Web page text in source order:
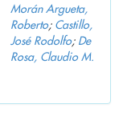
Morán Argueta,
Roberto; Castillo,
José Rodolfo; De
Rosa, Claudio M.